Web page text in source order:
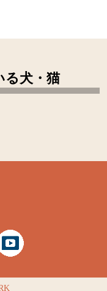
る犬・猫